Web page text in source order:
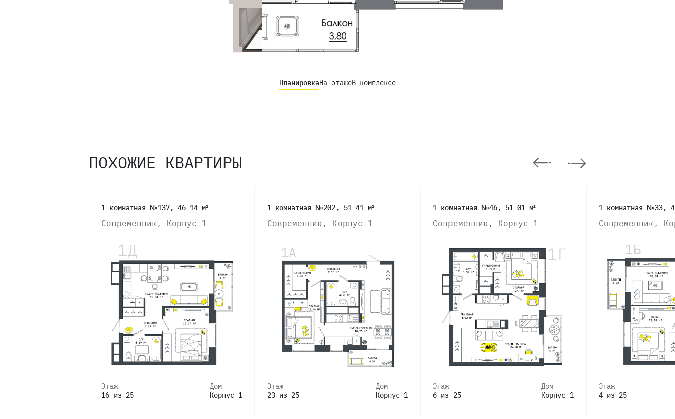
ПланировкаНа этажеВ комплексе
ПОХОЖИЕ КВАРТИРЫ
1-комнатная №137, 46.14 м²
Современник, Корпус 1
Этаж
16 из 25
Дом
Корпус 1
1-комнатная №202, 51.41 м²
Современник, Корпус 1
Этаж
23 из 25
Дом
Корпус 1
1-комнатная №46, 51.01 м²
Современник, Корпус 1
Этаж
6 из 25
Дом
Корпус 1
1-комнатная №33,
Современник,
Этаж
4 из 25